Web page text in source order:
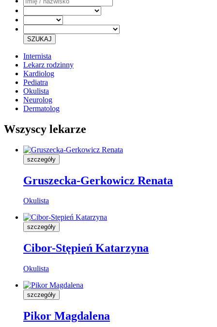
SZUKAJ
Internista
Lekarz rodzinny
Kardiolog
Pediatra
Okulista
Neurolog
Dermatolog
Wszyscy lekarze
szczegóły
Gruszecka-Gerkowicz Renata
Okulista
szczegóły
Cibor-Stępień Katarzyna
Okulista
szczegóły
Pikor Magdalena